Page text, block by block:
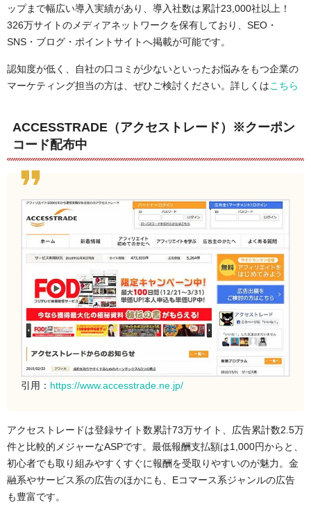
ップまで幅広い導入実績があり、導入社数は累計23,000社以上！
326万サイトのメディアネットワークを保有しており、SEO・
SNS・ブログ・ポイントサイトへ掲載が可能です。
認知度が低く、自社の口コミが少ないといったお悩みをもつ企業の
マーケティング担当の方は、ぜひご検討ください。詳しくはこちら
ACCESSTRADE（アクセストレード）※クーポン
コード配布中
引用： https://www.accesstrade.ne.jp/
アクセストレードは登録サイト数累計73万サイト、広告累計数2.5万
件と比較的メジャーなASPです。最低報酬支払額は1,000円からと、
初心者でも取り組みやすくすぐに報酬を受取りやすいのが魅力。金
融系やサービス系の広告のほかにも、Eコマース系ジャンルの広告
も豊富です。